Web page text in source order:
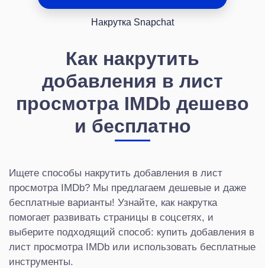
Накрутка Snapchat
Как накрутить
добавления в лист
просмотра IMDb дешево
и бесплатно
Ищете способы накрутить добавления в лист
просмотра IMDb? Мы предлагаем дешевые и даже
бесплатные варианты! Узнайте, как накрутка
помогает развивать страницы в соцсетях, и
выберите подходящий способ: купить добавления в
лист просмотра IMDb или использовать бесплатные
инструменты.